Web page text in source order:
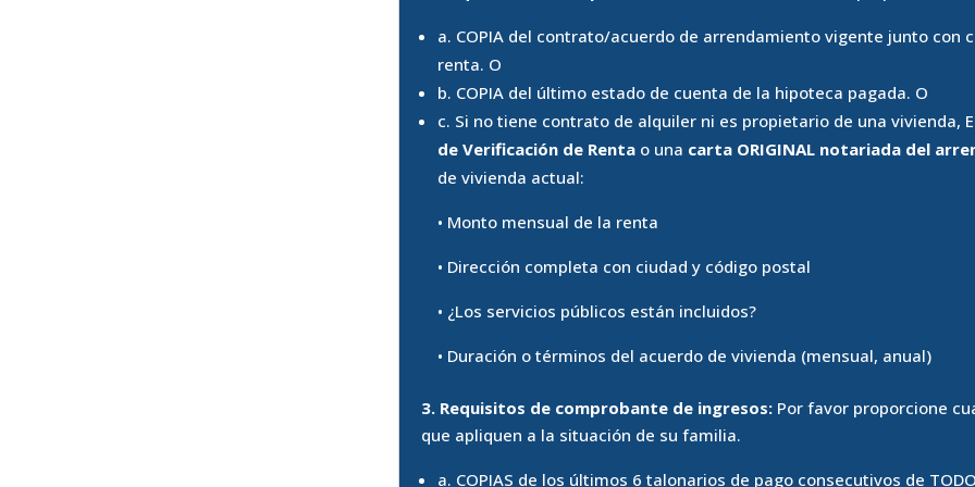
a. COPIA del contrato/acuerdo de arrendamiento vigente junto con
renta. O
b. COPIA del último estado de cuenta de la hipoteca pagada. O
c. Si no tiene contrato de alquiler ni es propietario de una vivienda,
de Verificación de Rentao una carta ORIGINAL notariada del
de vivienda actual:
• Monto mensual de la renta
• Dirección completa con ciudad y código postal
• ¿Los servicios públicos están incluidos?
• Duración o términos del acuerdo de vivienda (mensual, anual)
3. Requisitos de comprobante de ingresos:Por favor proporcione
que apliquen a la situación de su familia.
a. COPIAS de los últimos 6 talonarios de pago consecutivos de